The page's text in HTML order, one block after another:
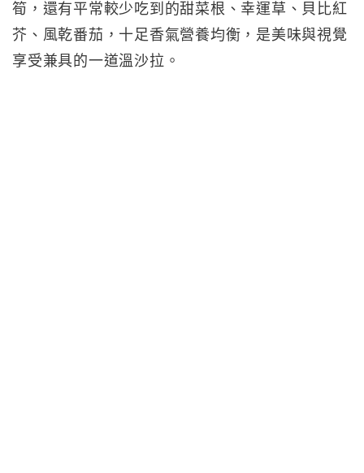
筍，還有平常較少吃到的甜菜根、幸運草、貝比紅
芥、風乾番茄，十足香氣營養均衡，是美味與視覺
享受兼具的一道溫沙拉。